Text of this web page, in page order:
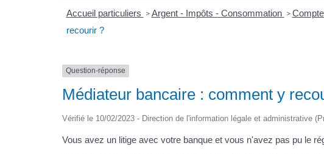
Accueil particuliers > Argent - Impôts - Consommation >
recourir ?
Question-réponse
Médiateur bancaire : comment y
Vérifié le 10/02/2023 - Direction de l'information légale et administrative
Vous avez un litige avec votre banque et vous n'avez pas pu le